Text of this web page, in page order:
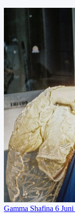
Gamma Shafina 6